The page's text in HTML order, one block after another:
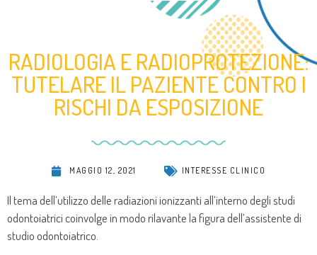
RADIOLOGIA E RADIOPROTEZIONE:
TUTELARE IL PAZIENTE CONTRO I
RISCHI DA ESPOSIZIONE
MAGGIO 12, 2021 INTERESSE CLINICO
Il tema dell’utilizzo delle radiazioni ionizzanti all’interno degli studi
odontoiatrici coinvolge in modo rilavante la figura dell’assistente di
studio odontoiatrico.